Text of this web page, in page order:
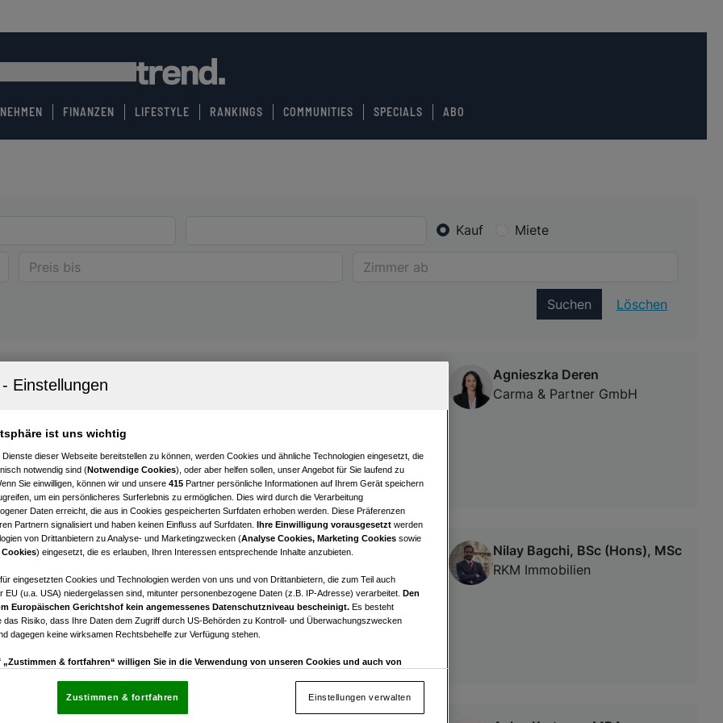
FINANZEN LIFESTYLE RANKINGS COMMUNITIES SPECIALS ABO
Kauf Miete
Suchen Löschen
im Weinviertel
im Speckgürtel Wiens - Großzügiges Baugrundstück mit ca
€ 810.000,00
Kaufpreis
Agnieszka Deren
Carma & Partner GmbH
€ 391.000,00
Kaufpreis
Nilay Bagchi, BSc (Hons), MSc
RKM Immobilien
ist uns wichtig
Dienste dieser Webseite bereitstellen zu können, werden Cookies und ähnliche Technologien eingesetzt, die
notwendig sind (Notwendige Cookies), oder aber helfen sollen, unser Angebot für Sie laufend zu
Sie einwilligen, können wir und unsere 415 Partner persönliche Informationen auf Ihrem Gerät speichern
um ein persönlicheres Surferlebnis zu ermöglichen. Dies wird durch die Verarbeitung
Daten erreicht, die aus in Cookies gespeicherten Surfdaten erhoben werden. Diese Präferenzen
Partnern signalisiert und haben keinen Einfluss auf Surfdaten. Ihre Einwilligung vorausgesetzt werden
von Drittanbietern zu Analyse- und Marketingzwecken (Analyse Cookies, Marketing Cookies sowie
) eingesetzt, die es erlauben, Ihren Interessen entsprechende Inhalte anzubieten.
eingesetzten Cookies und Technologien werden von uns und von Drittanbietern, die zum Teil auch
EU (u.a. USA) niedergelassen sind, mitunter personenbezogene Daten (z.B. IP-Adresse) verarbeitet. Den
Europäischen Gerichtshof kein angemessenes Datenschutzniveau bescheinigt. Es besteht
das Risiko, dass Ihre Daten dem Zugriff durch US-Behörden zu Kontroll- und Überwachungszwecken
dagegen keine wirksamen Rechtsbehelfe zur Verfügung stehen.
„Zustimmen & fortfahren“ willigen Sie in die Verwendung von unseren Cookies und auch von
die sich auf jeder Seite unten im Footer befinden.
Einstellungen verwalten
Zustimmen & fortfahren